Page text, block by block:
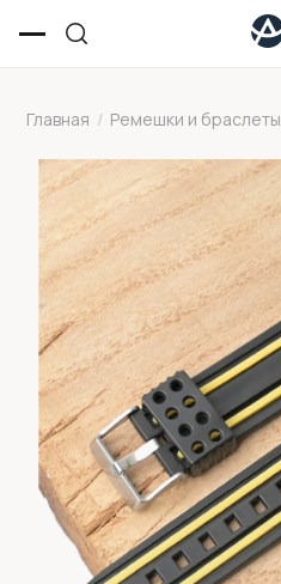
Главная / Ремешки и браслеты